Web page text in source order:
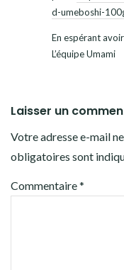
d-umeboshi-
En espérant
L’équipe Umami
Laisser un
Votre adresse e-mail
obligatoires sont
Commentaire*